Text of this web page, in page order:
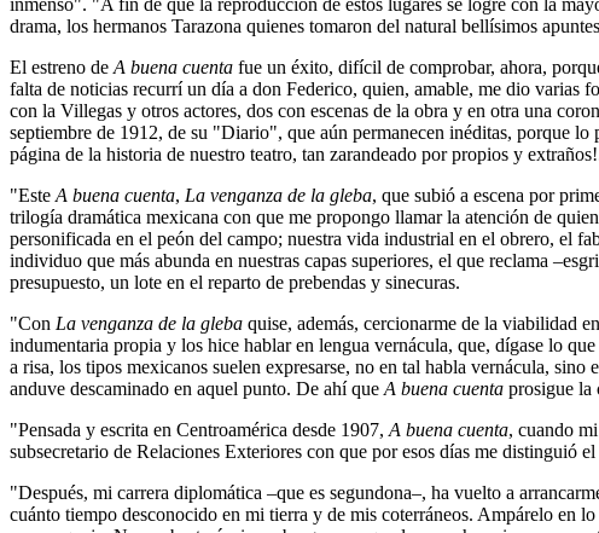
inmenso". "A fin de que la reproducción de estos lugares se logre con la
drama, los hermanos Tarazona quienes tomaron del natural bellísimos
El estreno de A buena cuenta fue un éxito, difícil de comprobar, ahora,
falta de noticias recurrí un día a don Federico, quien, amable, me dio varias
con la Villegas y otros actores, dos con escenas de la obra y en otra una
septiembre de 1912, de su "Diario", que aún permanecen inéditas, porque
página de la historia de nuestro teatro, tan zarandeado por propios y
"Este A buena cuenta, La venganza de la gleba, que subió a escena por
trilogía dramática mexicana con que me propongo llamar la atención de
personificada en el peón del campo; nuestra vida industrial en el obrero, el
individuo que más abunda en nuestras capas superiores, el que reclama
presupuesto, un lote en el reparto de prebendas y sinecuras.
"Con La venganza de la gleba quise, además, cercionarme de la viabilidad
indumentaria propia y los hice hablar en lengua vernácula, que, dígase lo
a risa, los tipos mexicanos suelen expresarse, no en tal habla vernácula, sino
anduve descaminado en aquel punto. De ahí que A buena cuenta prosigue la
"Pensada y escrita en Centroamérica desde 1907, A buena cuenta, cuando
subsecretario de Relaciones Exteriores con que por esos días me distinguió
"Después, mi carrera diplomática –que es segundona–, ha vuelto a
cuánto tiempo desconocido en mi tierra y de mis coterráneos. Ampárelo en